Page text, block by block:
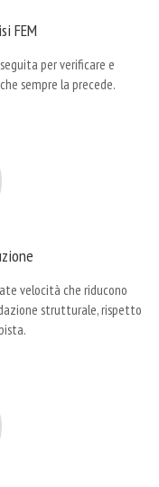
FEM
per verificare e
sempre la precede.
velocità che riducono
strutturale, rispetto